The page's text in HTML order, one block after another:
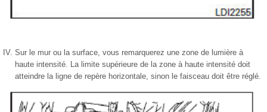
Sur le mur ou la surface, vous remarquerez une zone de lumière à
haute intensité. La limite supérieure de la zone à haute intensité doit
atteindre la ligne de repère horizontale, sinon le faisceau doit être réglé.